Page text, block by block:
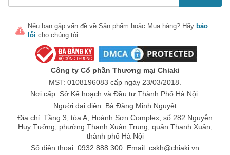
Nếu bạn gặp vấn đề về Sản phẩm hoặc Mua hàng? Hãy báo
lỗi cho chúng tôi.
Công ty Cổ phần Thương mại Chiaki
MST: 0108196083 cấp ngày 23/03/2018.
Nơi cấp: Sở Kế hoạch và Đầu tư Thành Phố Hà Nội.
Người đại diện: Bà Đặng Minh Nguyệt
Địa chỉ: Tầng 3, tòa A, Hoành Sơn Complex, số 282 Nguyễn
Huy Tưởng, phường Thanh Xuân Trung, quận Thanh Xuân,
thành phố Hà Nội
Số điện thoại: 0932.888.300. Email: cskh@chiaki.vn